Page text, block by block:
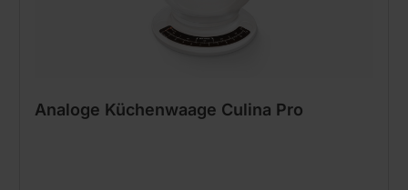
Analoge Küchenwaage Culina Pro